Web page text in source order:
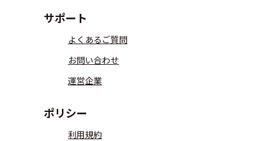
サポート
よくあるご質問
お問い合わせ
運営企業
ポリシー
利用規約